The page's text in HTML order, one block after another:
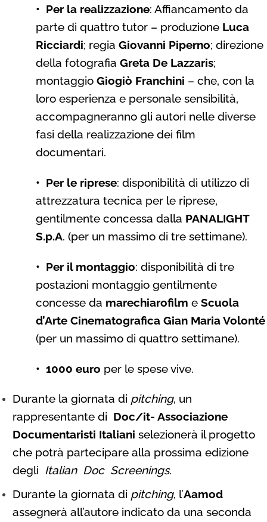
• Per la realizzazione: Affiancamento da
parte di quattro tutor – produzione Luca
Ricciardi; regia Giovanni Piperno; direzione
della fotografia Greta De Lazzaris;
montaggio Giogiò Franchini – che, con la
loro esperienza e personale sensibilità,
accompagneranno gli autori nelle diverse
fasi della realizzazione dei film
documentari.
• Per le riprese: disponibilità di utilizzo di
attrezzatura tecnica per le riprese,
gentilmente concessa dalla PANALIGHT
S.p.A. (per un massimo di tre settimane).
• Per il montaggio: disponibilità di tre
postazioni montaggio gentilmente
concesse da marechiarofilm e Scuola
d’Arte Cinematografica Gian Maria Volonté
(per un massimo di quattro settimane).
• 1000 euro per le spese vive.
Durante la giornata di pitching, un
rappresentante di Doc/it- Associazione
Documentaristi Italiani selezionerà il progetto
che potrà partecipare alla prossima edizione
degli Italian Doc Screenings.
Durante la giornata di pitching, l’Aamod
assegnerà all’autore indicato da una seconda